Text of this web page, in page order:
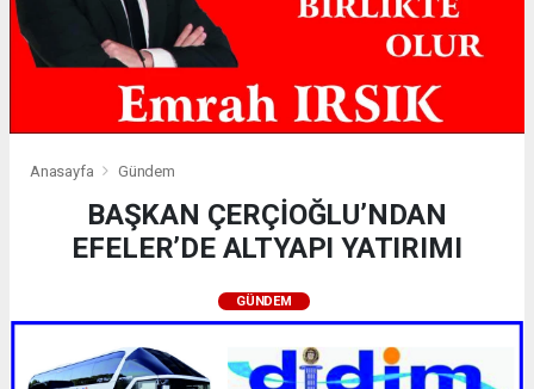
Anasayfa Gündem
BAŞKAN ÇERÇİOĞLU’NDAN
EFELER’DE ALTYAPI YATIRIMI
GÜNDEM